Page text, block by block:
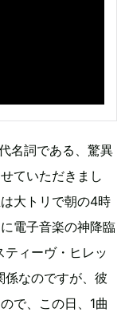
名詞である、驚異
ていただきまし
大トリで朝の4時
電子音楽の神降臨
ィーヴ・ヒレッ
係なのですが、彼
で、この日、1曲